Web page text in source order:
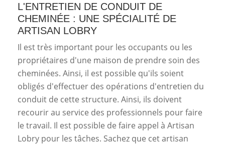
L'ENTRETIEN DE CONDUIT DE
CHEMINÉE : UNE SPÉCIALITÉ DE
ARTISAN LOBRY
Il est très important pour les occupants ou les
propriétaires d'une maison de prendre soin des
cheminées. Ainsi, il est possible qu'ils soient
obligés d'effectuer des opérations d'entretien du
conduit de cette structure. Ainsi, ils doivent
recourir au service des professionnels pour faire
le travail. Il est possible de faire appel à Artisan
Lobry pour les tâches. Sachez que cet artisan